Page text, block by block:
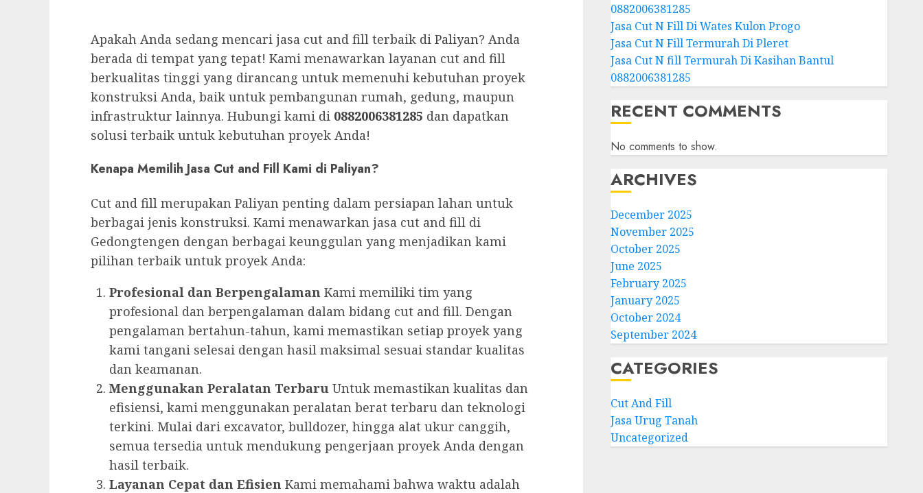
Apakah Anda sedang mencari jasa cut and fill terbaik di Paliyan? Anda
berada di tempat yang tepat! Kami menawarkan layanan cut and fill
berkualitas tinggi yang dirancang untuk memenuhi kebutuhan proyek
konstruksi Anda, baik untuk pembangunan rumah, gedung, maupun
infrastruktur lainnya. Hubungi kami di 0882006381285 dan dapatkan
solusi terbaik untuk kebutuhan proyek Anda!
Kenapa Memilih Jasa Cut and Fill Kami di Paliyan?
Cut and fill merupakan Paliyan penting dalam persiapan lahan untuk
berbagai jenis konstruksi. Kami menawarkan jasa cut and fill di
Gedongtengen dengan berbagai keunggulan yang menjadikan kami
pilihan terbaik untuk proyek Anda:
Profesional dan Berpengalaman Kami memiliki tim yang
profesional dan berpengalaman dalam bidang cut and fill. Dengan
pengalaman bertahun-tahun, kami memastikan setiap proyek yang
kami tangani selesai dengan hasil maksimal sesuai standar kualitas
dan keamanan.
Menggunakan Peralatan Terbaru Untuk memastikan kualitas dan
efisiensi, kami menggunakan peralatan berat terbaru dan teknologi
terkini. Mulai dari excavator, bulldozer, hingga alat ukur canggih,
semua tersedia untuk mendukung pengerjaan proyek Anda dengan
hasil terbaik.
Layanan Cepat dan Efisien Kami memahami bahwa waktu adalah
0882006381285
Jasa Cut N Fill Di Wates Kulon Progo
Jasa Cut N Fill Termurah Di Pleret
Jasa Cut N fill Termurah Di Kasihan Bantul
0882006381285
RECENT COMMENTS
No comments to show.
ARCHIVES
December 2025
November 2025
October 2025
June 2025
February 2025
January 2025
October 2024
September 2024
CATEGORIES
Cut And Fill
Jasa Urug Tanah
Uncategorized